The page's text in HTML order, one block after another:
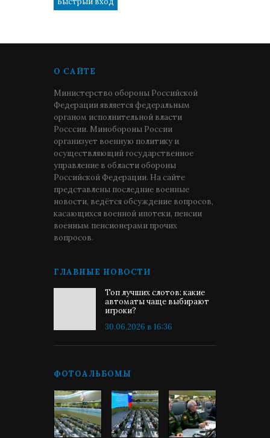
О САЙТЕ
Министерство обороны Российской
Федерации является федеральным
органом исполнительной власти
Росссии. Минобороны России
организует военную политику и
осуществляющий государственное
управление в области обороны
Российской Федерации. На сайте
представлены последние военные
новости, ведётся обсуждение вопросов,
касающихся военной ипотеки, пенсии
военным пенсионерами прочих
вопросов.
ГЛАВНЫЕ НОВОСТИ
Топ лучших слотов: какие
автоматы чаще выбирают
игроки?
30.06.2026 в 16:36
ФОТОАЛЬБОМЫ